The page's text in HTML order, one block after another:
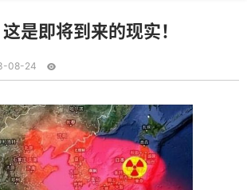
是即将到来的现实！
08-24